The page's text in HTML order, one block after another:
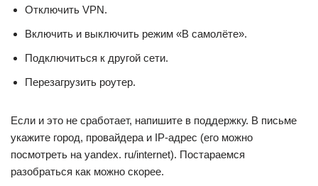
Отключить VPN.
Включить и выключить режим «В самолёте».
Подключиться к другой сети.
Перезагрузить роутер.
Если и это не сработает, напишите в поддержку. В письме
укажите город, провайдера и IP-адрес (его можно
посмотреть на yandex. ru/internet). Постараемся
разобраться как можно скорее.